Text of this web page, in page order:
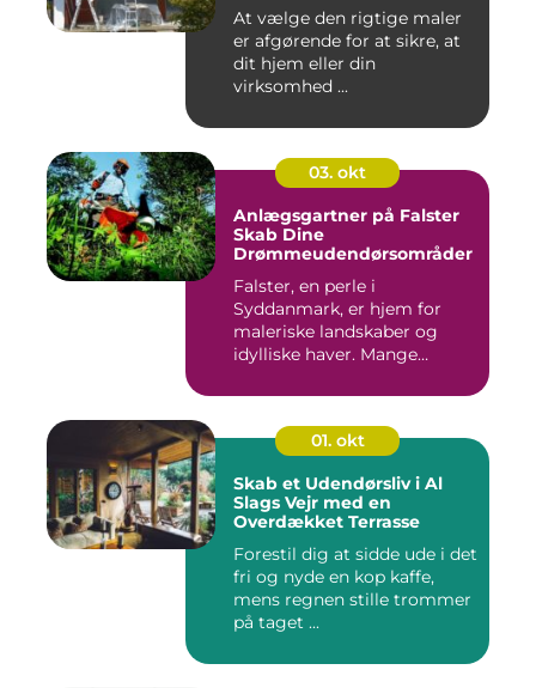
At vælge den rigtige maler
er afgørende for at sikre, at
dit hjem eller din
virksomhed ...
03. okt
Anlægsgartner på Falster
Skab Dine
Drømmeudendørsområder
Falster, en perle i
Syddanmark, er hjem for
maleriske landskaber og
idylliske haver. Mange
01. okt
Skab et Udendørsliv i Al
Slags Vejr med en
Overdækket Terrasse
Forestil dig at sidde ude i det
fri og nyde en kop kaffe,
mens regnen stille trommer
på taget ...